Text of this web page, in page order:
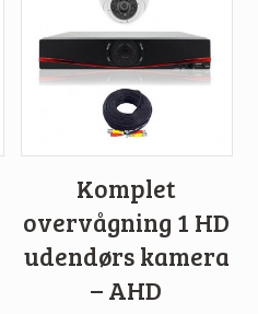
Komplet
overvågning 1 HD
udendørs kamera
– AHD